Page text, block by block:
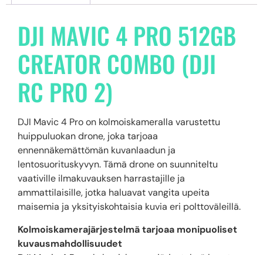
DJI MAVIC 4 PRO 512GB
CREATOR COMBO (DJI
RC PRO 2)
DJI Mavic 4 Pro on kolmoiskameralla varustettu
huippuluokan drone, joka tarjoaa
ennennäkemättömän kuvanlaadun ja
lentosuorituskyvyn. Tämä drone on suunniteltu
vaativille ilmakuvauksen harrastajille ja
ammattilaisille, jotka haluavat vangita upeita
maisemia ja yksityiskohtaisia kuvia eri polttoväleillä.
Kolmoiskamerajärjestelmä tarjoaa monipuoliset
kuvausmahdollisuudet